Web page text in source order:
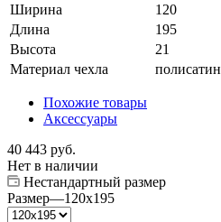
Ширина
120
Длина
195
Высота
21
Материал чехла
полисатин
Похожие товары
Аксессуары
40 443 руб.
Нет в наличии
Нестандартный размер
Размер—120x195